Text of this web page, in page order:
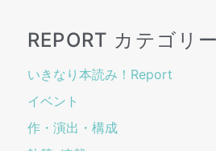
REPORT カテゴリ
いきなり本読み！Report
イベント
作・演出・構成